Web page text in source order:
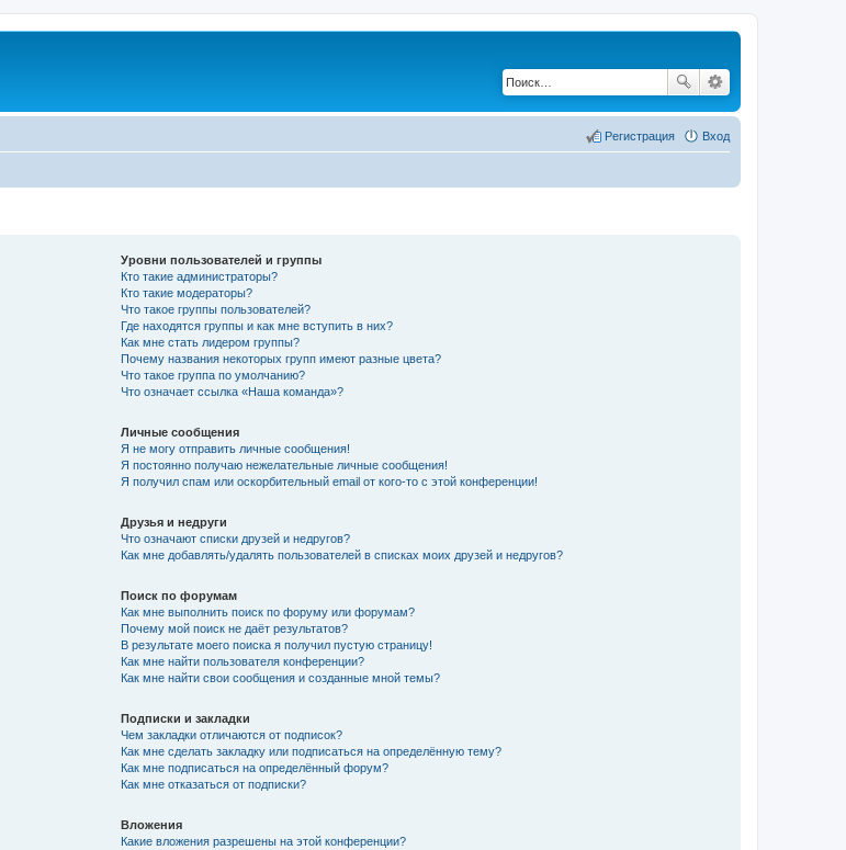
Вход
Регистрация
Уровни пользователей и группы
Кто такие администраторы?
Кто такие модераторы?
Что такое группы пользователей?
Где находятся группы и как мне вступить в них?
Как мне стать лидером группы?
Почему названия некоторых групп имеют разные цвета?
Что такое группа по умолчанию?
Что означает ссылка «Наша команда»?
Личные сообщения
Я не могу отправить личные сообщения!
Я постоянно получаю нежелательные личные сообщения!
Я получил спам или оскорбительный email от кого-то с этой конференции!
Друзья и недруги
Что означают списки друзей и недругов?
Как мне добавлять/удалять пользователей в списках моих друзей и недругов?
Поиск по форумам
Как мне выполнить поиск по форуму или форумам?
Почему мой поиск не даёт результатов?
В результате моего поиска я получил пустую страницу!
Как мне найти пользователя конференции?
Как мне найти свои сообщения и созданные мной темы?
Подписки и закладки
Чем закладки отличаются от подписок?
Как мне сделать закладку или подписаться на определённую тему?
Как мне подписаться на определённый форум?
Как мне отказаться от подписки?
Вложения
Какие вложения разрешены на этой конференции?